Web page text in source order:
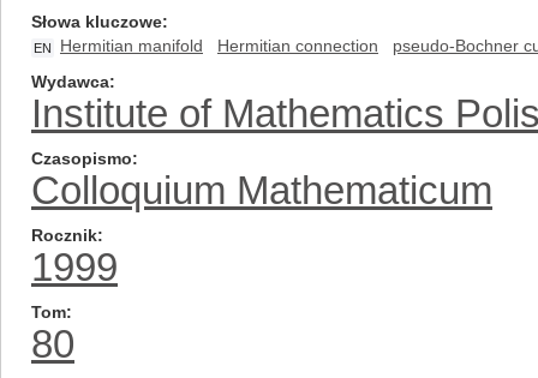
Słowa kluczowe
EN Hermitian manifold Hermitian connection
pseudo-Bochner
Wydawca
Institute of Mathematics
Czasopismo
Colloquium Mathematicum
Rocznik
1999
Tom
80